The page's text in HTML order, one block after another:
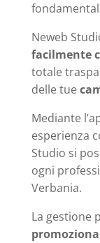
Neweb
facilmente
totale
delle tue
Mediante
esperienza
Studio si
ogni
Verbania.
La gestione